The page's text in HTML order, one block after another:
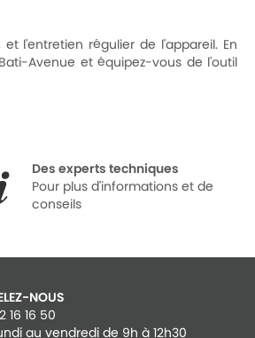
l'entretien régulier de l'appareil. En
Avenue et équipez-vous de l'outil
Des experts techniques
Pour plus d'informations et de
conseils
NOUS
16 16 50
au vendredi de 9h à 12h30